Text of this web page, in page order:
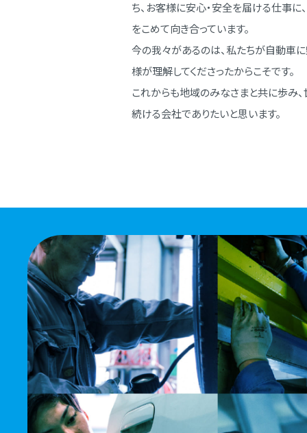
ち、お客様に安⼼・安全を届ける仕事に
をこめて向き合っています。
今の我々があるのは、私たちが⾃動⾞
様が理解してくださったからこそです。
これからも地域のみなさまと共に歩み
続ける会社でありたいと思います。